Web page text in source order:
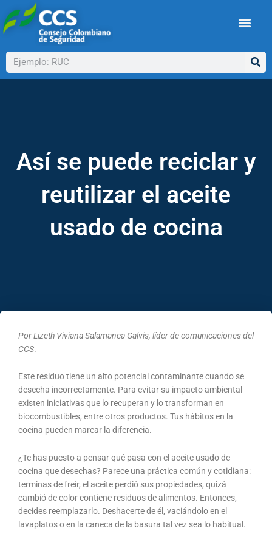
al
contenido
Buscar
Así se puede reciclar y
reutilizar el aceite
usado de cocina
Por Lizeth Viviana Salamanca Galvis, líder de comunicaciones del
CCS.
Este residuo tiene un alto potencial contaminante cuando se
desecha incorrectamente. Para evitar su impacto ambiental
existen iniciativas que lo recuperan y lo transforman en
biocombustibles, entre otros productos. Tus hábitos en la
cocina pueden marcar la diferencia.
¿Te has puesto a pensar qué pasa con el aceite usado de
cocina que desechas? Parece una práctica común y cotidiana:
terminas de freír, el aceite perdió sus propiedades, quizá
cambió de color contiene residuos de alimentos. Entonces,
decides reemplazarlo. Deshacerte de él, vaciándolo en el
lavaplatos o en la caneca de la basura tal vez sea lo habitual.